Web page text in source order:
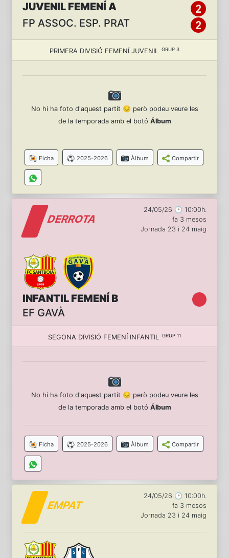
JUVENIL FEMENÍ A
FP ASSOC. ESP. PRAT
PRIMERA DIVISIÓ FEMENÍ JUVENIL GRUP 3
No hi ha foto d'aquest partit 😔 però podeu veure les
de la temporada amb el botó Álbum
Ficha 2025-2026 Àlbum Compartir
DERROTA
24/05/26 🕑 10:00h.
fa 3 mesos
Jornada 23 i 24 maig
INFANTIL FEMENÍ B
EF GAVÀ
SEGONA DIVISIÓ FEMENÍ INFANTIL GRUP 11
No hi ha foto d'aquest partit 😔 però podeu veure les
de la temporada amb el botó Álbum
Ficha 2025-2026 Àlbum Compartir
EMPAT
24/05/26 🕑 10:00h.
fa 3 mesos
Jornada 23 i 24 maig